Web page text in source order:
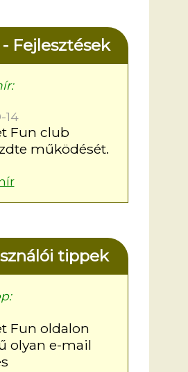
Fejlesztések
14
Fun club
működését.
tippek
Fun oldalon
olyan e-mail